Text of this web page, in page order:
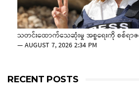
သတင်းထောက်သေဆုံးမှု အစ္စရေးကို စစ်ရာ
—AUGUST 7, 2026 2:34 PM
RECENT POSTS